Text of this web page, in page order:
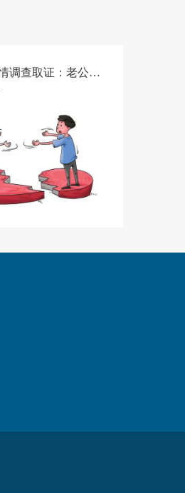
广州婚外情调查取证：老公不在了妻子孩子是不是唯一继承人